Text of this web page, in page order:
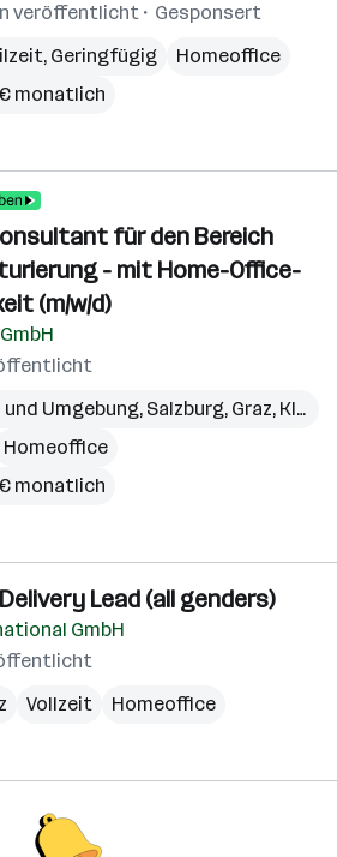
veröffentlicht
Gesponsert
Geringfügig
Homeoffice
monatlich
für den Bereich
- mit Home-Office-
(m/w/d)
und Umgebung, Salzburg, Graz, Klagenfurt
Homeoffice
monatlich
Lead (all genders)
GmbH
Vollzeit Homeoffice